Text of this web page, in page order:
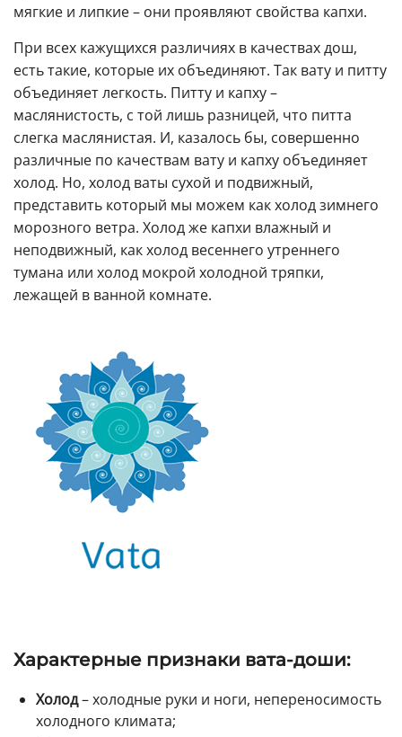
мягкие и липкие – они проявляют свойства капхи.
При всех кажущихся различиях в качествах дош,
есть такие, которые их объединяют. Так вату и питту
объединяет легкость. Питту и капху –
маслянистость, с той лишь разницей, что питта
слегка маслянистая. И, казалось бы, совершенно
различные по качествам вату и капху объединяет
холод. Но, холод ваты сухой и подвижный,
представить который мы можем как холод зимнего
морозного ветра. Холод же капхи влажный и
неподвижный, как холод весеннего утреннего
тумана или холод мокрой холодной тряпки,
лежащей в ванной комнате.
Характерные признаки вата-доши:
Холод– холодные руки и ноги, непереносимость
холодного климата;